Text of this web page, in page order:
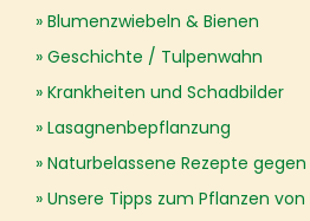
Blumenzwiebeln & Bienen
Geschichte / Tulpenwahn
Krankheiten und Schadbilder
Lasagnenbepflanzung
Naturbelassene Rezepte
Unsere Tipps zum Pflanzen